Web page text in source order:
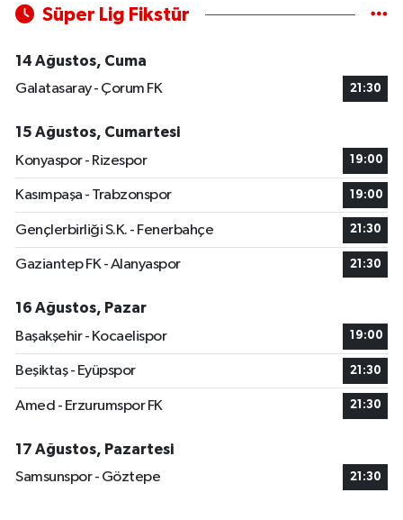
Süper Lig Fikstür
14 Ağustos, Cuma
Galatasaray - Çorum FK
21:30
15 Ağustos, Cumartesi
Konyaspor - Rizespor
19:00
Kasımpaşa - Trabzonspor 19:00
Gençlerbirliği S.K. - Fenerbahçe 21:30
Gaziantep FK - Alanyaspor 21:30
16 Ağustos, Pazar
Başakşehir - Kocaelispor
19:00
Beşiktaş - Eyüpspor 21:30
Amed - Erzurumspor FK 21:30
17 Ağustos, Pazartesi
Samsunspor - Göztepe
21:30